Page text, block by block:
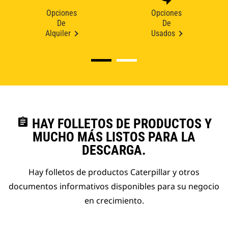
Opciones
De
Alquiler
Opciones
De
Usados
assignment HAY FOLLETOS DE PRODUCTOS Y
MUCHO MÁS LISTOS PARA LA
DESCARGA.
Hay folletos de productos Caterpillar y otros
documentos informativos disponibles para su negocio
en crecimiento.